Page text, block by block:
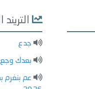
جدع
بعدك وجع
عم بنغرم